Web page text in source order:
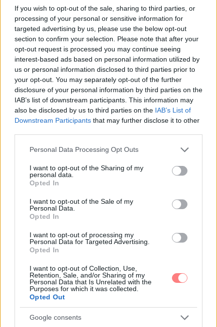
If you wish to opt-out of the sale, sharing to third parties, or
processing of your personal or sensitive information for
targeted advertising by us, please use the below opt-out
section to confirm your selection. Please note that after your
opt-out request is processed you may continue seeing
interest-based ads based on personal information utilized by
us or personal information disclosed to third parties prior to
your opt-out. You may separately opt-out of the further
disclosure of your personal information by third parties on the
IAB’s list of downstream participants. This information may
also be disclosed by us to third parties on the IAB’s List of
Downstream Participants that may further disclose it to other
Please note that this website/app uses one or more Google
not limited to your visit or usage behaviour. You may click to
grant or deny consent to Google and its third-party tags to
use your data for below specified purposes in below Google
consent section.
Personal Data Processing Opt Outs
I want to opt-out of the Sharing of my
personal data.
Opted In
I want to opt-out of the Sale of my
Personal Data.
Opted In
I want to opt-out of processing my
Personal Data for Targeted Advertising.
Opted In
I want to opt-out of Collection, Use,
Retention, Sale, and/or Sharing of my
Personal Data that Is Unrelated with the
Purposes for which it was collected.
Opted Out
Google consents
boldogságukhoz. Összegyűjtöttünk néhányat azon
hírességek közül, akik a második tábort erősítik.
Barna Bori-FLOW&FUN
Ez a karácsonyi filmed a horoszkópod szerint
Bár évről évre egyre bővül az ünnepi mozik kínálata,
egyáltalán nem mindegy, hogy melyiket nézed meg
decemberben, hiszen csak attól válik igazán
ami tökéletesen passzol a személyiségedhez.